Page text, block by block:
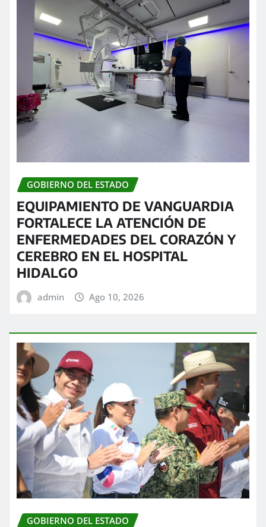
GOBIERNO DEL ESTADO
EQUIPAMIENTO DE VANGUARDIA
FORTALECE LA ATENCIÓN DE
ENFERMEDADES DEL CORAZÓN Y
CEREBRO EN EL HOSPITAL
HIDALGO
admin Ago 10, 2026
GOBIERNO DEL ESTADO